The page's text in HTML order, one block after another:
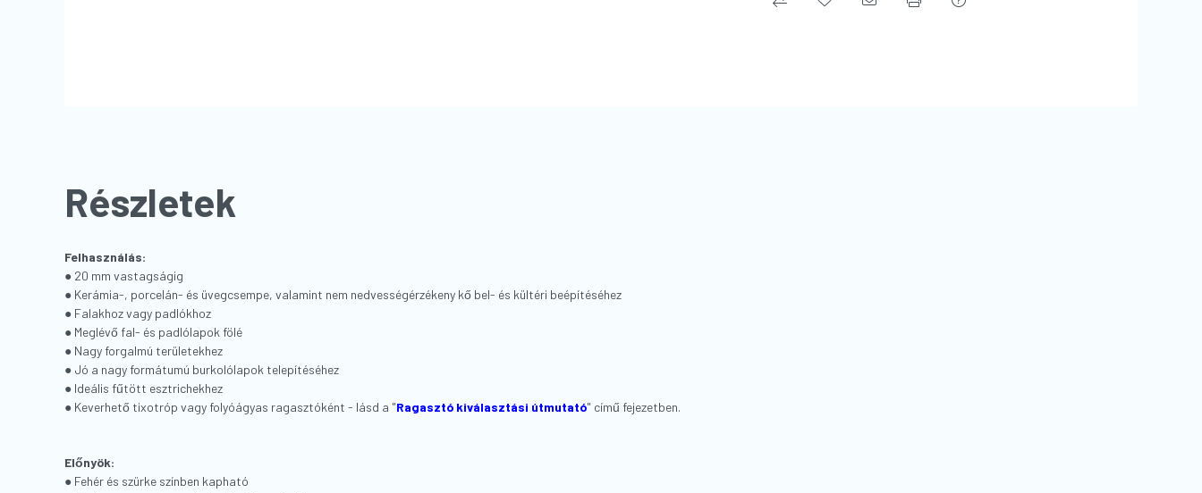
Részletek
Felhasználás:
● 20 mm vastagságig
● Kerámia-, porcelán- és üvegcsempe, valamint nem nedvességérzékeny kő bel- és kültéri beépítéséhez
● Falakhoz vagy padlókhoz
● Meglévő fal- és padlólapok fölé
● Nagy forgalmú területekhez
● Jó a nagy formátumú burkolólapok telepítéséhez
● Ideális fűtött esztrichekhez
● Keverhető tixotróp vagy folyóágyas ragasztóként - lásd a "Ragasztó kiválasztási útmutató" című fejezetben.
Előnyök:
● Fehér és szürke színben kapható